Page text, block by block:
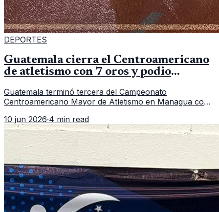
DEPORTES
Guatemala cierra el Centroamericano
de atletismo con 7 oros y podio
Guatemala terminó tercera del Campeonato
Centroamericano Mayor de Atletismo en Managua con
de CDAG.
10 jun 2026·4 min read